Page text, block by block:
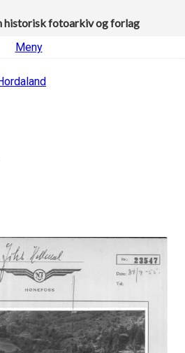
historisk fotoarkiv og forlag
Meny